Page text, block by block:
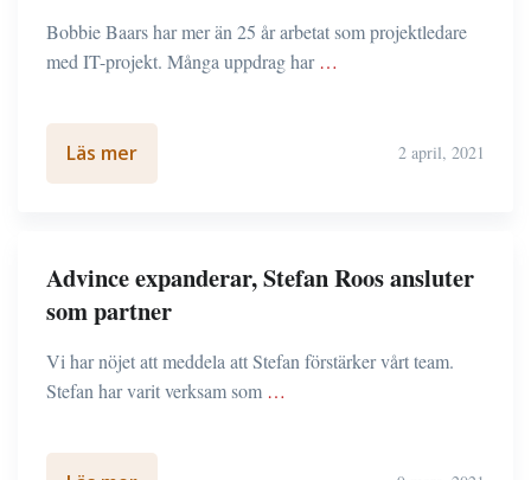
Bobbie Baars har mer än 25 år arbetat som projektledare
med IT-projekt. Många uppdrag har…
Läs mer 2 april, 2021
Advince expanderar, Stefan Roos ansluter
som partner
Vi har nöjet att meddela att Stefan förstärker vårt team.
Stefan har varit verksam som …